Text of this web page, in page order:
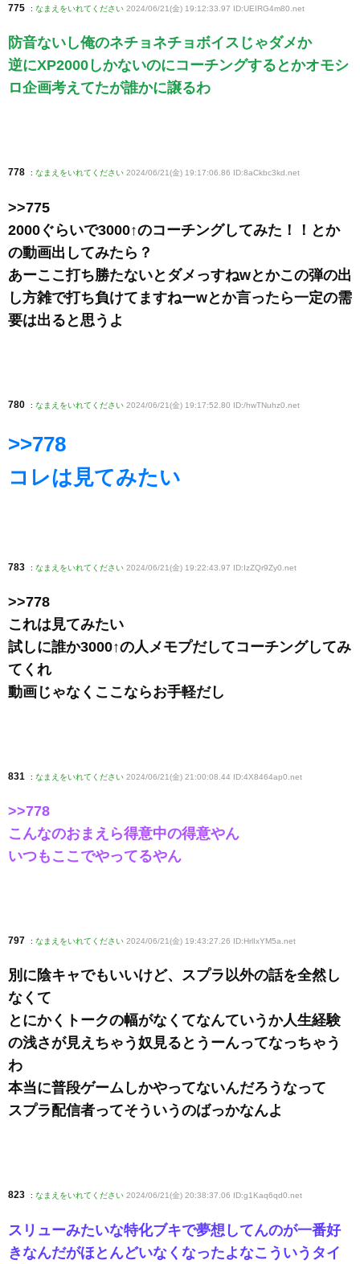
775 : なまえをいれてください 2024/06/21(金) 19:12:33.97 ID:UEIRG4m80.net
防音ないし俺のネチョネチョボイスじゃダメか
逆にXP2000しかないのにコーチングするとかオモシ
ロ企画考えてたが誰かに譲るわ
778 : なまえをいれてください 2024/06/21(金) 19:17:06.86 ID:8aCkbc3kd .net
>>775
2000ぐらいで3000↑のコーチングしてみた！！とか
の動画出してみたら？
あーここ打ち勝たないとダメっすねwとかこの弾の出
し方雑で打ち負けてますねーwとか言ったら一定の需
要は出ると思うよ
780 : なまえをいれてください 2024/06/21(金) 19:17:52.80 ID:/hwTNuhz0 .net
>>778
コレは見てみたい
783 : なまえをいれてください 2024/06/21(金) 19:22:43.97 ID:IzZQr9Zy0 .net
>>778
これは見てみたい
試しに誰か3000↑の人メモプだしてコーチングしてみ
てくれ
動画じゃなくここならお手軽だし
831 : なまえをいれてください 2024/06/21(金) 21:00:08.44 ID:4X8464ap0 .net
>>778
こんなのおまえら得意中の得意やん
いつもここでやってるやん
797 : なまえをいれてください 2024/06/21(金) 19:43:27.26 ID:HrlIxYM5a .net
別に陰キャでもいいけど、スプラ以外の話を全然し
なくて
とにかくトークの幅がなくてなんていうか人生経験
の浅さが見えちゃう奴見るとうーんってなっちゃう
わ
本当に普段ゲームしかやってないんだろうなって
スプラ配信者ってそういうのばっかなんよ
823 : なまえをいれてください 2024/06/21(金) 20:38:37.06 ID:g1Kaq6qd0.net
スリューみたいな特化ブキで夢想してんのが一番好
きなんだがほとんどいなくなったよなこういうタイ